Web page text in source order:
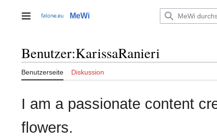
springenHauptmenü MeWi
Benutzer:KarissaRanieri
Benutzerseite Diskussion
I am a passionate content
flowers.